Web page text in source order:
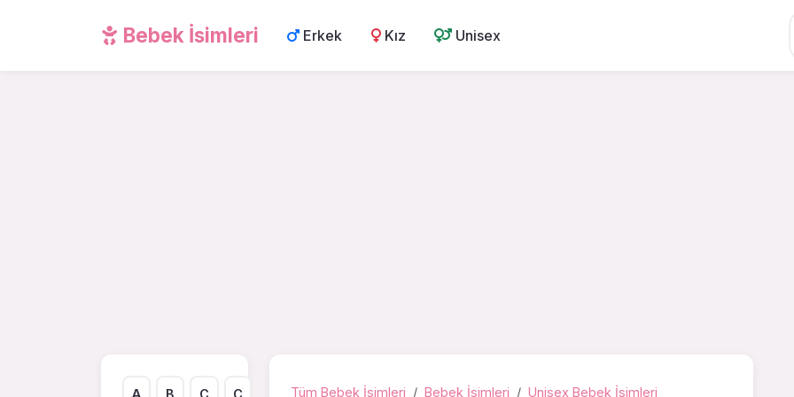
Bebek İsimleri Erkek Kız Unisex
A B C Ç Tüm Bebek İsimleri Bebek İsimleri Unisex Bebek İsimleri